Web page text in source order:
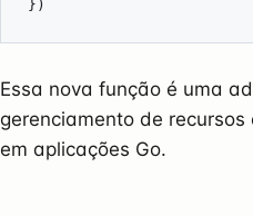
})
Essa nova função é uma
gerenciamento de
em aplicações Go.